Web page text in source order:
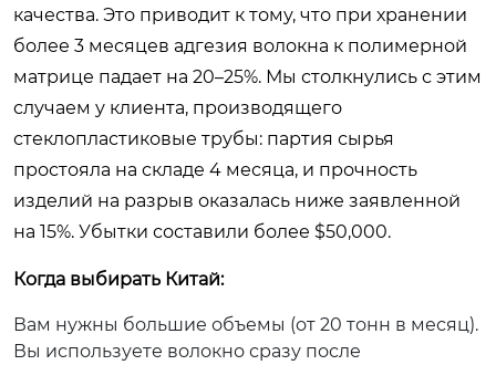
качества. Это приводит к тому, что при хранении
более 3 месяцев адгезия волокна к полимерной
матрице падает на 20–25%. Мы столкнулись с этим
случаем у клиента, производящего
стеклопластиковые трубы: партия сырья
простояла на складе 4 месяца, и прочность
изделий на разрыв оказалась ниже заявленной
на 15%. Убытки составили более $50,000.
Когда выбирать Китай:
Вам нужны большие объемы (от 20 тонн в месяц).
Вы используете волокно сразу после